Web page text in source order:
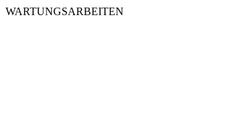
WARTUNGSARBEITEN